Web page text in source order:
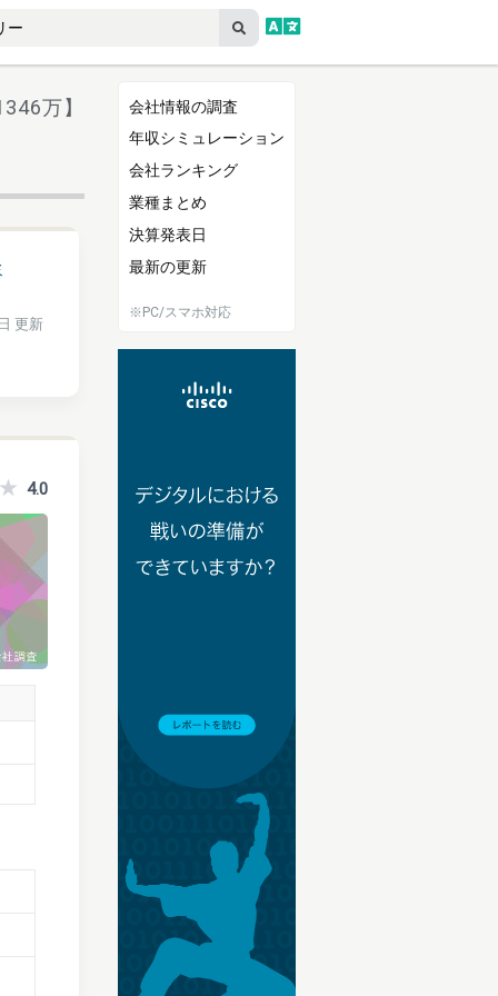
万】
更新
4.0
会社情報の調査
年収シミュレーション
会社ランキング
業種まとめ
決算発表日
最新の更新
※PC/スマホ対応